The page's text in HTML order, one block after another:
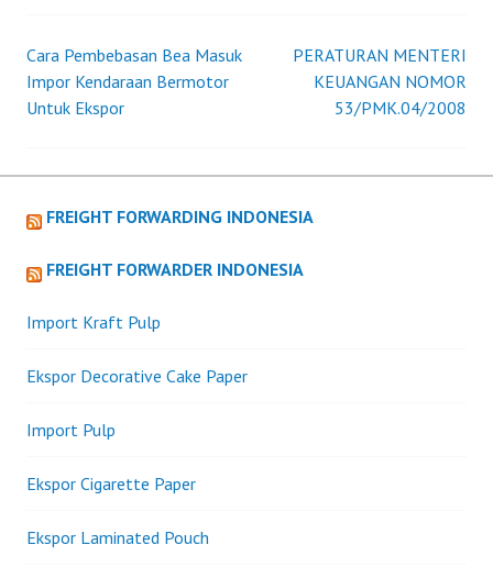
Post
navigation
Cara Pembebasan Bea Masuk
Impor Kendaraan Bermotor
Untuk Ekspor
PERATURAN MENTERI
KEUANGAN NOMOR
53/PMK.04/2008
FREIGHT FORWARDING INDONESIA
FREIGHT FORWARDER INDONESIA
Import Kraft Pulp
Ekspor Decorative Cake Paper
Import Pulp
Ekspor Cigarette Paper
Ekspor Laminated Pouch